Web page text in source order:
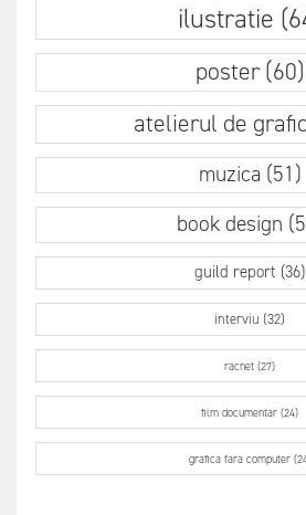
ilustratie
poster (60)
atelierul de
muzica (51)
book design
guild report (36)
interviu (32)
racnet (27)
film documentar (24)
grafica fara computer